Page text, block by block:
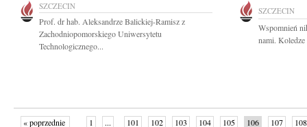
SZCZECIN
Prof. dr hab. Aleksandrze Balickiej-Ramisz z
Zachodniopomorskiego Uniwersytetu
Technologicznego...
SZCZECIN
Wspomnień
nami.
« poprzednie 1 ... 101 102 103 104 105 106 107 108